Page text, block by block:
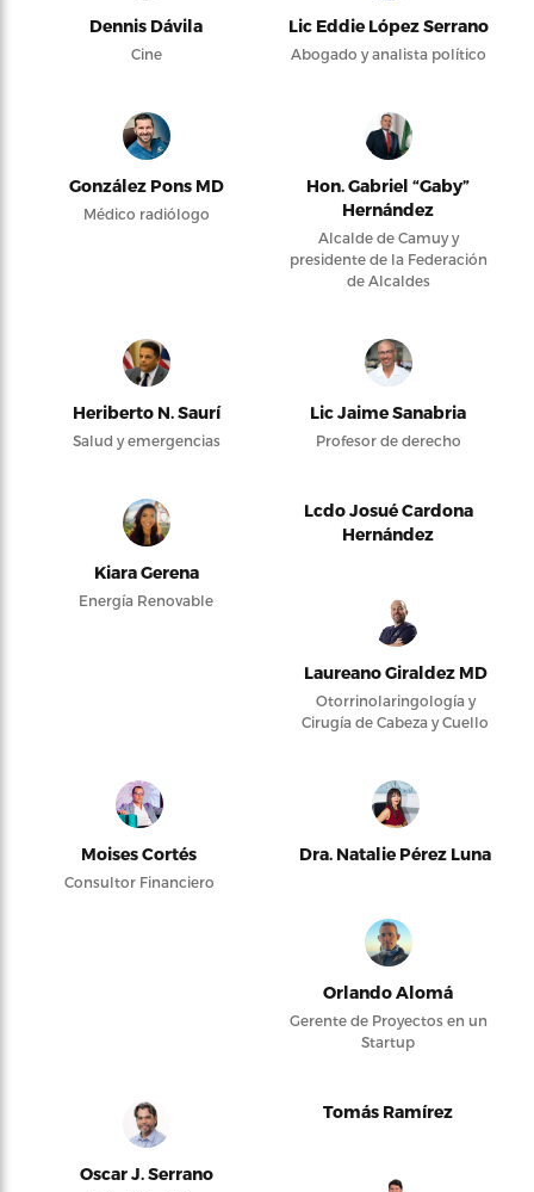
Dennis Dávila
Cine
Lic Eddie López Serrano
Abogado y analista político
González Pons MD
Médico radiólogo
Hon. Gabriel “Gaby”
Hernández
Alcalde de Camuy y
presidente de la Federación
de Alcaldes
Heriberto N. Saurí
Salud y emergencias
Lic Jaime Sanabria
Profesor de derecho
Kiara Gerena
Energía Renovable
Lcdo Josué Cardona
Hernández
Laureano Giraldez MD
Otorrinolaringología y
Cirugía de Cabeza y Cuello
Moises Cortés
Consultor Financiero
Dra. Natalie Pérez Luna
Orlando Alomá
Gerente de Proyectos en un
Startup
Oscar J. Serrano
Tomás Ramírez